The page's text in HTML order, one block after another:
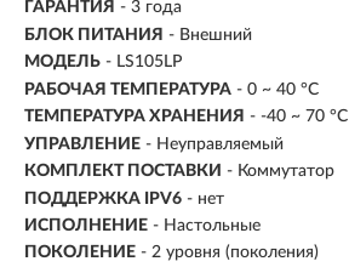
ГАРАНТИЯ - 3 года
БЛОК ПИТАНИЯ - Внешний
МОДЕЛЬ - LS105LP
РАБОЧАЯ ТЕМПЕРАТУРА - 0 ~ 40 °C
ТЕМПЕРАТУРА ХРАНЕНИЯ - -40 ~ 70 °C
УПРАВЛЕНИЕ - Неуправляемый
КОМПЛЕКТ ПОСТАВКИ - Коммутатор
ПОДДЕРЖКА IPV6 - нет
ИСПОЛНЕНИЕ - Настольные
ПОКОЛЕНИЕ - 2 уровня (поколения)